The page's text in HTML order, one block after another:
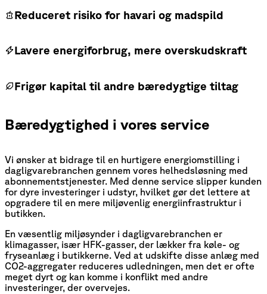
Reduceret risiko for havari og madspild
Lavere energiforbrug, mere overskudskraft
Frigør kapital til andre bæredygtige tiltag
Bæredygtighed i vores service
Vi ønsker at bidrage til en hurtigere energiomstilling i
dagligvarebranchen gennem vores helhedsløsning med
abonnementstjenester. Med denne service slipper kunden
for dyre investeringer i udstyr, hvilket gør det lettere at
opgradere til en mere miljøvenlig energiinfrastruktur i
butikken.
En væsentlig miljøsynder i dagligvarebranchen er
klimagasser, især HFK-gasser, der lækker fra køle- og
fryseanlæg i butikkerne. Ved at udskifte disse anlæg med
CO2-aggregater reduceres udledningen, men det er ofte
meget dyrt og kan komme i konflikt med andre
investeringer, der overvejes.